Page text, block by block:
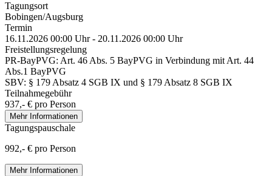
Tagungsort
Bobingen/Augsburg
Termin
16.11.2026 00:00 Uhr - 20.11.2026 00:00 Uhr
Freistellungsregelung
PR-BayPVG: Art. 46 Abs. 5 BayPVG in Verbindung mit Art. 44
Abs.1 BayPVG
SBV: § 179 Absatz 4 SGB IX und § 179 Absatz 8 SGB IX
Teilnahmegebühr
937,- € pro Person
Mehr Informationen
Tagungspauschale
992,- € pro Person
Mehr Informationen